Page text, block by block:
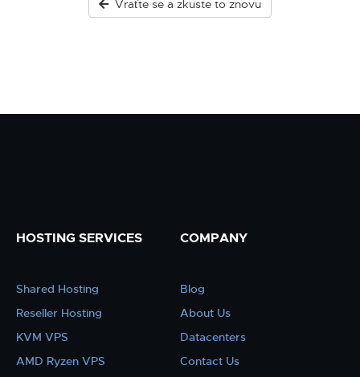
Vraťte se a zkuste to znovu
HOSTING SERVICES
Shared Hosting
Reseller Hosting
KVM VPS
AMD Ryzen VPS
COMPANY
Blog
About Us
Datacenters
Contact Us